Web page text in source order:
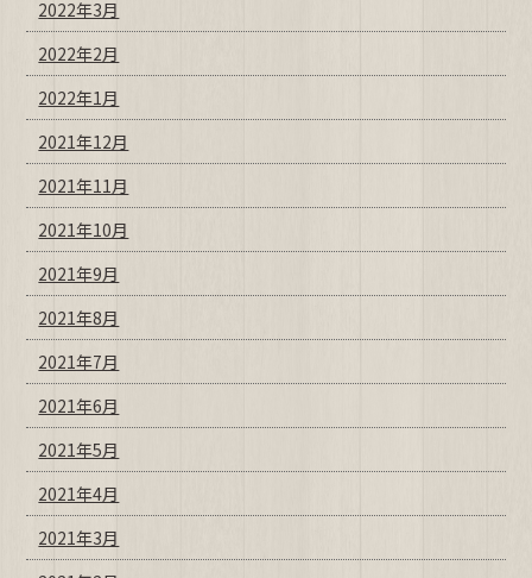
2022年3月
2022年2月
2022年1月
2021年12月
2021年11月
2021年10月
2021年9月
2021年8月
2021年7月
2021年6月
2021年5月
2021年4月
2021年3月